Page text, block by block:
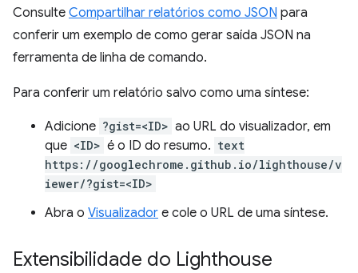
Consulte Compartilhar relatórios como JSON para
conferir um exemplo de como gerar saída JSON na
ferramenta de linha de comando.
Para conferir um relatório salvo como uma síntese:
Adicione ?gist=<ID> ao URL do visualizador, em
que <ID> é o ID do resumo. text
https://googlechrome.github.io/lighthouse/v
iewer/?gist=<ID>
Abra o Visualizador e cole o URL de uma síntese.
Extensibilidade do Lighthouse